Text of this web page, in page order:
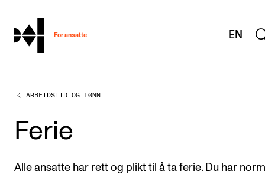
hjem
For ansatte EN
MITT ARBEIDSFORHOLD
Arbeidstid og lønn
Reiser og utveksling
Kompetanse og velferd
ARBEIDSTID OG LØNN
Ferie
Alle ansatte har rett og plikt til å ta ferie. Du har